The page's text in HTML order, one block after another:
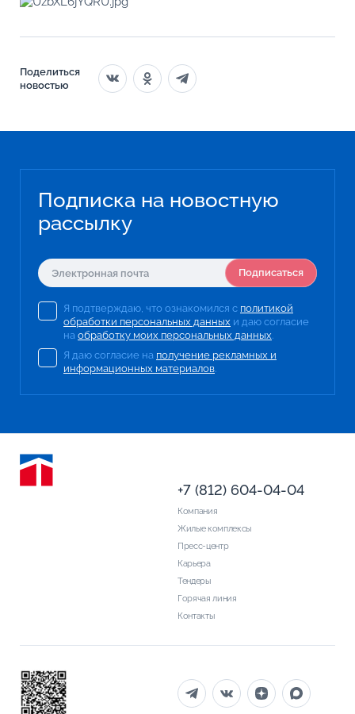
Поделиться
новостью
Подписка на новостную
рассылку
Подписаться
Я подтверждаю, что ознакомился с политикой
обработки персональных данных и даю согласие
на обработку моих персональных данных.
Я даю согласие на получение рекламных и
информационных материалов.
Компания
Жилые комплексы
Пресс-центр
Карьера
Тендеры
Горячая линия
Контакты
+7 (812) 604-04-04